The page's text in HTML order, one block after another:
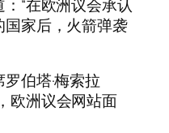
“在欧洲议会承认
家后，火箭弹袭
伯塔·梅索拉
欧洲议会网站面